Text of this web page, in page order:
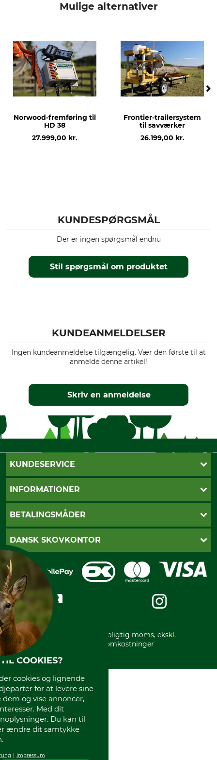
Frontier OS31
Mulige alternativer
Norwood-fremføring til
HD 38
27.999,00 kr.
Frontier-trailersystem
til savværker
26.199,00 kr.
KUNDESPØRGSMÅL
Stil spørgsmål om produktet
Der er ingen spørgsmål endnu
KUNDEANMELDELSER
Ingen kundeanmeldelse tilgængelig. Vær den første til at
anmelde denne artikel!
Skriv en anmeldelse
KUNDESERVICE
Kontakt
Cookie-indstillinger
INFORMATIONER
Betalingsmåder
Fortrydelse af din ordre
Reklamation
Privatlivspolitik
Handelsbetingelser
Impressum
Gratis returlabel
BETALINGSMÅDER
Dankort
Faktura
Mobile Pay
Kreditkort
DANSK SKOVKONTOR
Karriere
Messe datoer
Om os
International
* Alle priser inkl. lovpligtig moms, ekskl.
forsendelsesomkostninger
COOKIES?
cookies og lignende
for at levere sine
og vise annoncer,
Med dit
Du kan til
ændre dit samtykke
Impressum